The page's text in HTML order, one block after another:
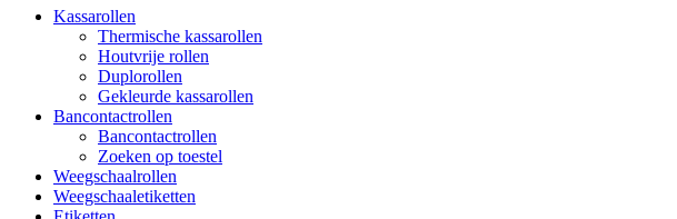
Kassarollen
Thermische kassarollen
Houtvrije rollen
Duplorollen
Gekleurde kassarollen
Bancontactrollen
Bancontactrollen
Zoeken op toestel
Weegschaalrollen
Weegschaaletiketten